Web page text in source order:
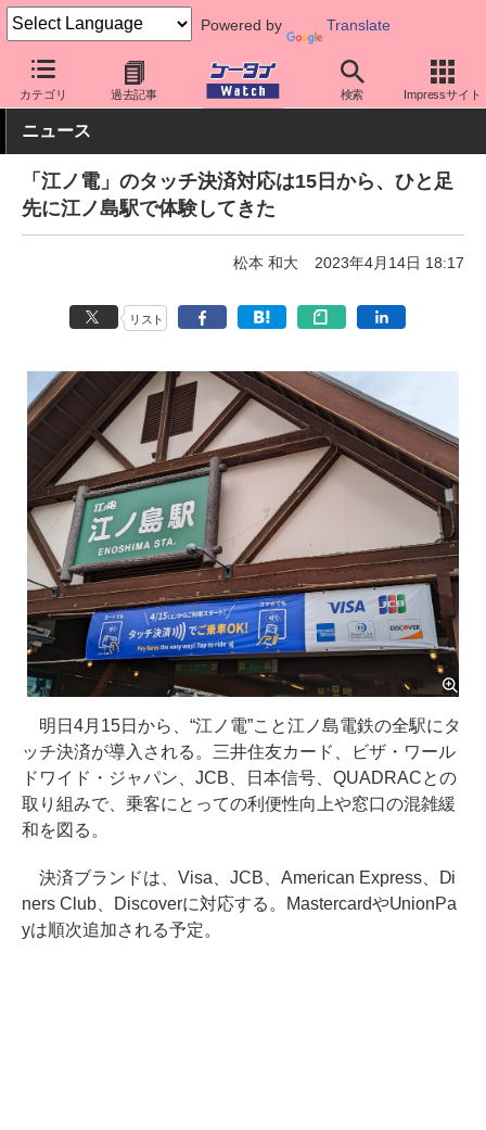
Powered by Translate
カテゴリ 過去記事 検索 Impressサイト
ケータイ Watch アプリ・サービス 決済/金融
ニュース
「江ノ電」のタッチ決済対応は15日から、ひと足
先に江ノ島駅で体験してきた
松本 和大 2023年4月14日 18:17
リスト
明日4月15日から、“江ノ電”こと江ノ島電鉄の全駅にタ
ッチ決済が導入される。三井住友カード、ビザ・ワール
ドワイド・ジャパン、JCB、日本信号、QUADRACとの
取り組みで、乗客にとっての利便性向上や窓口の混雑緩
和を図る。
決済ブランドは、Visa、JCB、American Express、Di
ners Club、Discoverに対応する。MastercardやUnionPa
yは順次追加される予定。